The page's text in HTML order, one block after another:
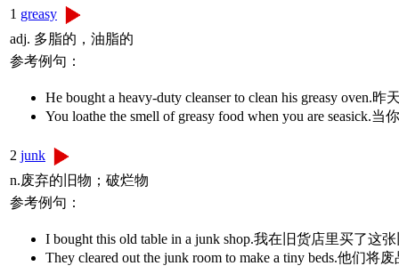
1 greasy
adj. 多脂的，油脂的
参考例句：
He bought a heavy-duty cleanser to clean his greasy
You loathe the smell of greasy food when you are seasick.
2 junk
n.废弃的旧物；破烂物
参考例句：
I bought this old table in a junk shop.我在旧货店里买了这
They cleared out the junk room to make a tiny beds.他们将